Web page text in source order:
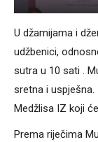
U džamijama i
udžbenici,
sutra u 10 sati .
sretna i
Medžlisa IZ koji
Prema riječima